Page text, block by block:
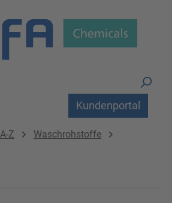
Kundenportal
Z
Waschrohstoffe